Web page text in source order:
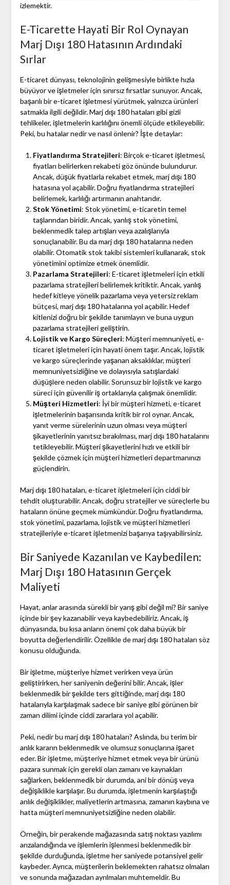
izlemektir.
E-Ticarette Hayati Bir Rol Oynayan
Marj Dışı 180 Hatasının Ardındaki
Sırlar
E-ticaret dünyası, teknolojinin gelişmesiyle birlikte hızla
büyüyor ve işletmeler için sınırsız fırsatlar sunuyor. Ancak,
başarılı bir e-ticaret işletmesi yürütmek, yalnızca ürünleri
satmakla ilgili değildir. Marj dışı 180 hataları gibi gizli
tehlikeler, işletmelerin karlılığını önemli ölçüde etkileyebilir.
Peki, bu hatalar nedir ve nasıl önlenir? İşte detaylar:
Fiyatlandırma Stratejileri: Birçok e-ticaret işletmesi,
fiyatları belirlerken rekabeti göz önünde bulundurur.
Ancak, düşük fiyatlarla rekabet etmek, marj dışı 180
hatasına yol açabilir. Doğru fiyatlandırma stratejileri
belirlemek, karlılığı artırmanın anahtarıdır.
Stok Yönetimi: Stok yönetimi, e-ticaretin temel
taşlarından biridir. Ancak, yanlış stok yönetimi,
beklenmedik talep artışları veya azalışlarıyla
sonuçlanabilir. Bu da marj dışı 180 hatalarına neden
olabilir. Otomatik stok takibi sistemleri kullanarak, stok
yönetimini optimize etmek önemlidir.
Pazarlama Stratejileri: E-ticaret işletmeleri için etkili
pazarlama stratejileri belirlemek kritiktir. Ancak, yanlış
hedef kitleye yönelik pazarlama veya yetersiz reklam
bütçesi, marj dışı 180 hatalarına yol açabilir. Hedef
kitlenizi doğru bir şekilde tanımlayın ve buna uygun
pazarlama stratejileri geliştirin.
Lojistik ve Kargo Süreçleri: Müşteri memnuniyeti, e-
ticaret işletmeleri için hayati önem taşır. Ancak, lojistik
ve kargo süreçlerinde yaşanan aksaklıklar, müşteri
memnuniyetsizliğine ve dolayısıyla satışlardaki
düşüşlere neden olabilir. Sorunsuz bir lojistik ve kargo
süreci için güvenilir iş ortaklarıyla çalışmak önemlidir.
Müşteri Hizmetleri: İyi bir müşteri hizmeti, e-ticaret
işletmelerinin başarısında kritik bir rol oynar. Ancak,
yanıt verme sürelerinin uzun olması veya müşteri
şikayetlerinin yanıtsız bırakılması, marj dışı 180 hatalarını
tetikleyebilir. Müşteri şikayetlerini hızlı ve etkili bir
şekilde çözmek için müşteri hizmetleri departmanınızı
güçlendirin.
Marj dışı 180 hataları, e-ticaret işletmeleri için ciddi bir
tehdit oluşturabilir. Ancak, doğru stratejiler ve süreçlerle bu
hataların önüne geçmek mümkündür. Doğru fiyatlandırma,
stok yönetimi, pazarlama, lojistik ve müşteri hizmetleri
stratejileriyle e-ticaret işletmenizi başarıya taşıyabilirsiniz.
Bir Saniyede Kazanılan ve Kaybedilen:
Marj Dışı 180 Hatasının Gerçek
Maliyeti
Hayat, anlar arasında sürekli bir yarış gibi değil mi? Bir saniye
içinde bir şey kazanabilir veya kaybedebiliriz. Ancak, iş
dünyasında, bu kısa anların önemi çok daha büyük bir
boyutta değerlendirilir. Özellikle de marj dışı 180 hataları söz
konusu olduğunda.
Bir işletme, müşteriye hizmet verirken veya ürün
geliştirirken, her saniyenin değerini bilir. Ancak, işler
beklenmedik bir şekilde ters gittiğinde, marj dışı 180
hatalarıyla karşılaşmak sadece bir saniye gibi görünen bir
zaman dilimi içinde ciddi zararlara yol açabilir.
Peki, nedir bu marj dışı 180 hataları? Aslında, bu terim bir
anlık kararın beklenmedik ve olumsuz sonuçlarına işaret
eder. Bir işletme, müşteriye hizmet etmek veya bir ürünü
pazara sunmak için gerekli olan zamanı ve kaynakları
sağlarken, beklenmedik bir durumda, ani bir dönüş veya
değişiklikle karşılaşır. Bu durumda, işletmenin karşılaştığı
anlık değişiklikler, maliyetlerin artmasına, zamanın kaybına ve
hatta müşteri memnuniyetsizliğine neden olabilir.
Örneğin, bir perakende mağazasında satış noktası yazılımı
arızalandığında ve işlemlerin işlenmesi beklenmedik bir
şekilde durduğunda, işletme her saniyede potansiyel gelir
kaybeder. Ayrıca, müşterilerin beklemekten rahatsız olmaları
ve sonunda mağazadan ayrılmaları muhtemeldir. Bu